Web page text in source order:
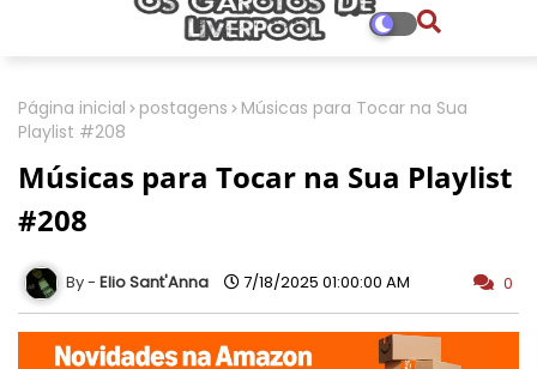
Página inicial postagens
Músicas para Tocar na Sua
Playlist #208
Músicas para Tocar na Sua Playlist
#208
Elio Sant'Anna 7/18/2025 01:00:00 AM 0